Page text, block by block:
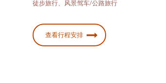
徒步旅行、风景驾车/公路旅行
查看行程安排